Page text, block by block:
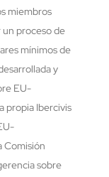
miembros
un proceso de
mínimos de
y
EU-
propia Ibercivis
Comisión
sobre